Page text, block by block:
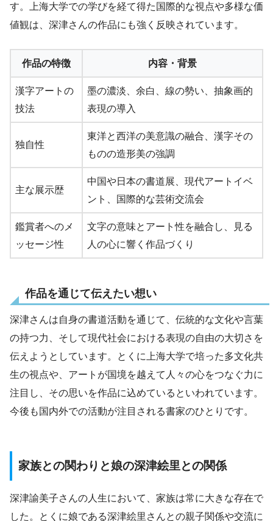
す。上海大学での学びを経て得た国際的な視点や多様な価
値観は、深津さんの作品にも強く反映されています。
作品の特徴 内容・背景
漢字アートの
技法
墨の濃淡、余白、線の勢い、抽象画的
表現の導入
独自性
東洋と西洋の美意識の融合、漢字その
ものの造形美の強調
主な展示歴
中国や日本の書道展、現代アートイベ
ント、国際的な芸術交流会
鑑賞者へのメ
ッセージ性
文字の意味とアート性を融合し、見る
人の心に響く作品づくり
作品を通じて伝えたい想い
深津さんは自身の書道活動を通じて、伝統的な文化や言葉
の持つ力、そして現代社会における表現の自由の大切さを
伝えようとしています。とくに上海大学で培った多文化共
生の視点や、アートが国境を越えて人々の心をつなぐ力に
注目し、その思いを作品に込めているといわれています。
今後も国内外での活動が注目される書家のひとりです。
家族との関わりと娘の深津絵里との関係
深津諭美子さんの人生において、家族は常に大きな存在で
した。とくに娘である深津絵里さんとの親子関係や交流に